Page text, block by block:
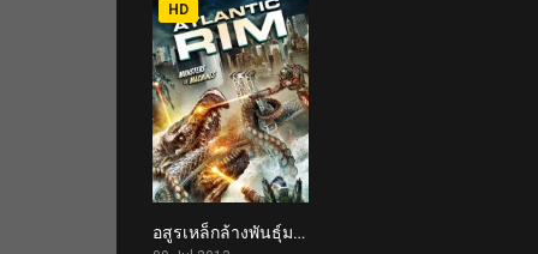
1.6
HD
อสูรเหล็กล้างพันธุ์มนุษย์ Atlantic Rim (2013)